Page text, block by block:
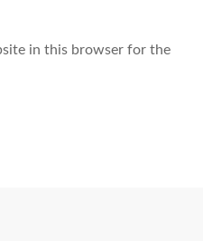
in this browser for the